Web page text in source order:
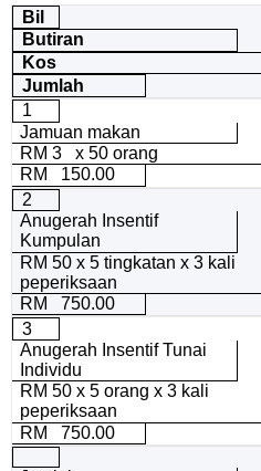
Bil
Butiran
Kos
Jumlah
1
Jamuan makan
RM 3 x 50 orang
RM 150.00
2
Anugerah Insentif
Kumpulan
RM 50 x 5 tingkatan x 3 kali
peperiksaan
RM 750.00
3
Anugerah Insentif Tunai
Individu
RM 50 x 5 orang x 3 kali
peperiksaan
RM 750.00